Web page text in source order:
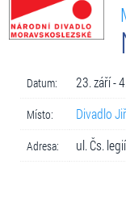
Datum: 23. září -
Místo: Divadlo
Adresa: ul. Čs.